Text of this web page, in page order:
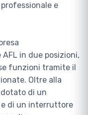
e
in due posizioni,
funzioni tramite il
Oltre alla
di un
di un interruttore